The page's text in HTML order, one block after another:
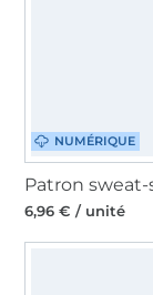
NUMÉRIQUE
6,96 € / unité